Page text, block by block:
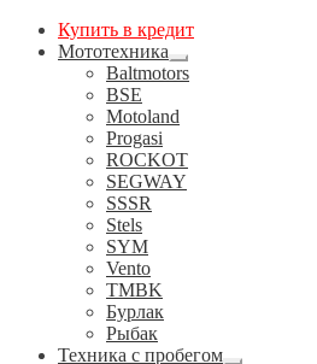
Купить в кредит
Мототехника
Развернутое
вложенное
Baltmotors
BSE
Motoland
Progasi
ROCKOT
SEGWAY
SSSR
Stels
SYM
Vento
TMBK
Бурлак
Рыбак
Техника с пробегом